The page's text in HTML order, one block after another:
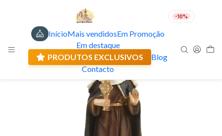
-10%
InícioMais vendidosEm Promoção
Em destaque
PRODUTOS EXCLUSIVOS
Blog
Contacto
EUR